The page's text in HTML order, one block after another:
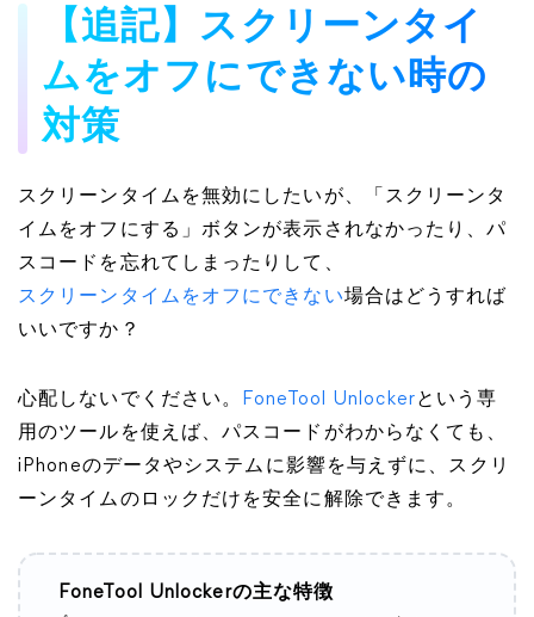
【追記】スクリーンタイ
ムをオフにできない時の
対策
スクリーンタイムを無効にしたいが、「スクリーンタ
イムをオフにする」ボタンが表示されなかったり、パ
スコードを忘れてしまったりして、
スクリーンタイムをオフにできない場合はどうすれば
いいですか？
心配しないでください。 FoneTool Unlockerという専
用のツールを使えば、パスコードがわからなくても、
iPhoneのデータやシステムに影響を与えずに、スクリ
ーンタイムのロックだけを安全に解除できます。
FoneTool Unlockerの主な特徴